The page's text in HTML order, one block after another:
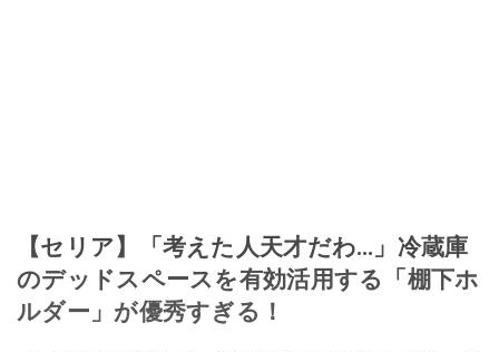
【セリア】「考えた人天才だわ…」冷蔵庫
のデッドスペースを有効活用する「棚下ホ
ルダー」が優秀すぎる！